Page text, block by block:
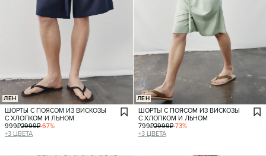
ЛЕН
ШОРТЫ С ПОЯСОМ ИЗ ВИСКОЗЫ
С ХЛОПКОМ И ЛЬНОМ
999₽2999₽-67%
+3 ЦВЕТА
ЛЕН
ШОРТЫ С ПОЯСОМ ИЗ ВИСКОЗЫ
С ХЛОПКОМ И ЛЬНОМ
799₽2999₽-73%
+3 ЦВЕТА